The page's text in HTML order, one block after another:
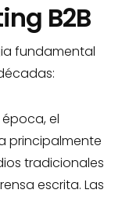
B2B
fundamental
época, el
principalmente
tradicionales
escrita. Las